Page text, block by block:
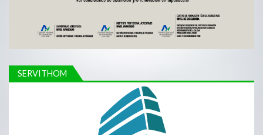
SERVITHOM